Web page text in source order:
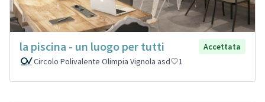
la piscina - un luogo per tutti
Accettata
Circolo Polivalente Olimpia Vignola asd
1